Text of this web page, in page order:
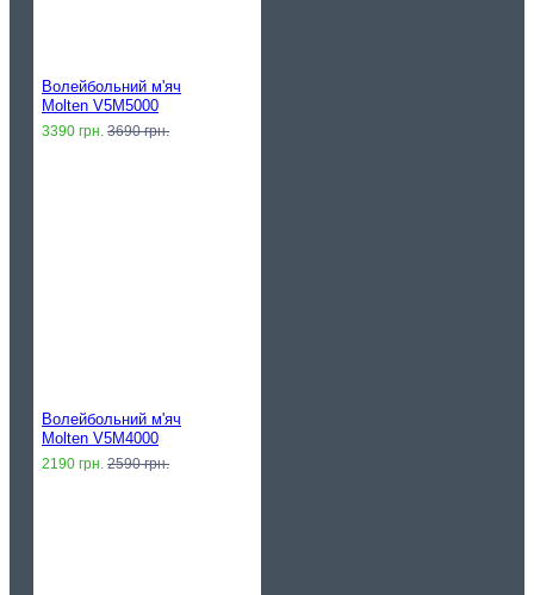
Волейбольний м'яч
Molten V5M5000
3390 грн. 3690 грн.
Волейбольний м'яч
Molten V5M4000
2190 грн. 2590 грн.